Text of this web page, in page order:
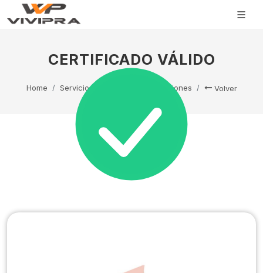
CERTIFICADO VÁLIDO
Home Servicio Técnico Capacitaciones Volver